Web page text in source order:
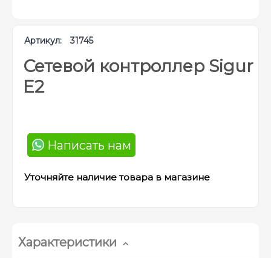
Артикул: 31745
Сетевой контроллер Sigur
E2
Написать нам
Уточняйте наличие товара в магазине
Характеристики